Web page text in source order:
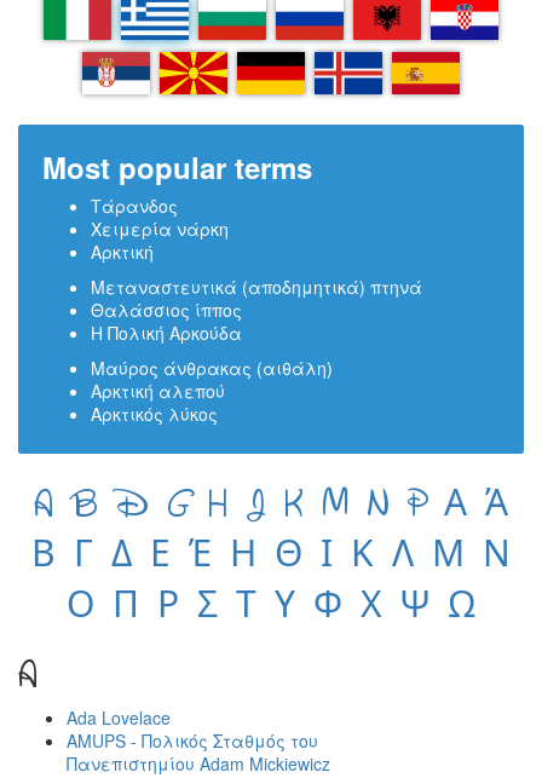
EL BG RU SQ HR
SR MK DE IS ES
Most popular terms
Τάρανδος
Χειμερία νάρκη
Αρκτική
Μεταναστευτικά (αποδημητικά) πτηνά
Θαλάσσιος ίππος
H Πολική Αρκούδα
Μαύρος άνθρακας (αιθάλη)
Αρκτική αλεπού
Αρκτικός λύκος
A B D G H J K M N P Α Ά
Β Γ Δ Ε Έ Η Θ Ι Κ Λ Μ Ν
Ο Π Ρ Σ Τ Υ Φ Χ Ψ Ω
A
Ada Lovelace
AMUPS - Πολικός Σταθμός του
Πανεπιστημίου Adam Mickiewicz